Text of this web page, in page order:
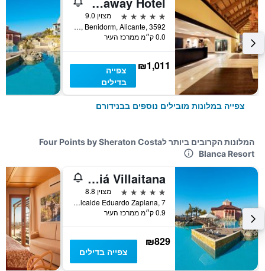
5 כוכבים
מצוין 9.0
Rotonda Del Fuego, Terra Mitica, Benidorm, Alicante, 3592, בנידורם, ולנסיה, ספרד
0.0 ק״מ ממרכז העיר
₪1,011
צפייה
בדילים
צפייה במלונות מובילים נוספים בבנידורם
המלונות הקרובים ביותר לFour Points by Sheraton Costa
Blanca Resort
The Level at Meliá Villaitana
5 כוכבים
מצוין 8.8
Avda. Alcalde Eduardo Zaplana, 7, בנידורם, ולנסיה, ספרד
0.9 ק״מ ממרכז העיר
₪829
צפייה בדילים